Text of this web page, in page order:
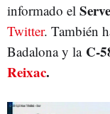
informado el
Twitter. También
Badalona y la C-
Reixac.